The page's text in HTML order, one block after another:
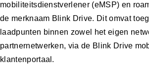
mobiliteitsdienstverlener (eMSP) en
de merknaam Blink Drive. Dit omvat
laadpunten binnen zowel het eigen
partnernetwerken, via de Blink Drive
klantenportaal.